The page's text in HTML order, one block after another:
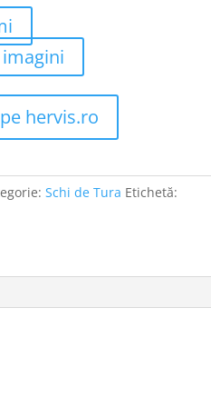
hervis.ro
Schi de Tura Etichetă: